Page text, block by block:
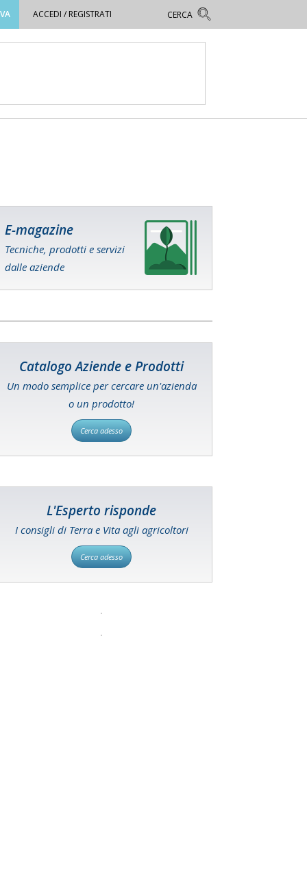
ACCEDI / REGISTRATI
E-magazine
Tecniche, prodotti e servizi
dalle aziende
Catalogo Aziende e Prodotti
Un modo semplice per cercare un'azienda
o un prodotto!
Cerca adesso
L'Esperto risponde
I consigli di Terra e Vita agli agricoltori
Cerca adesso